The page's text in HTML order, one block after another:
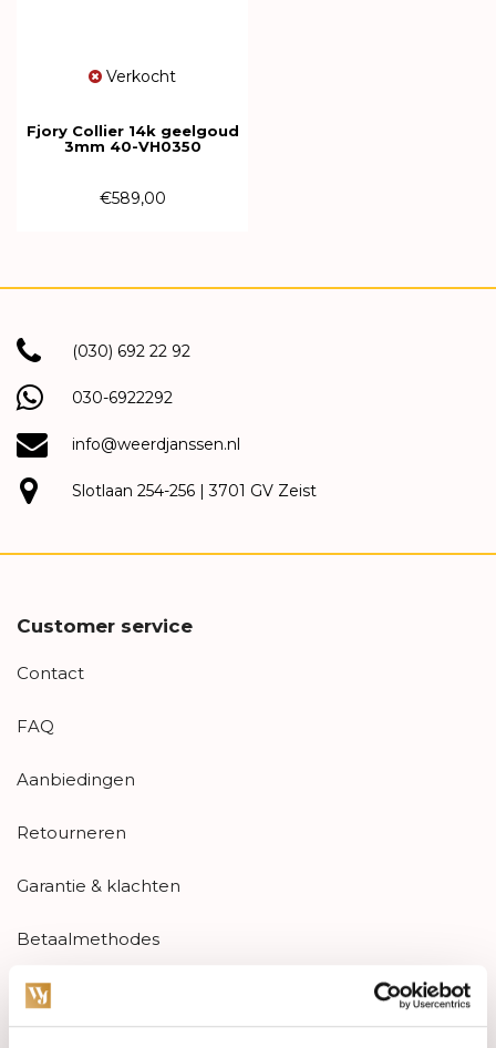
Verkocht
Fjory Collier 14k geelgoud
3mm 40-VH0350
€589,00
(030) 692 22 92
030-6922292
info@weerdjanssen.nl
Slotlaan 254-256 | 3701 GV Zeist
Customer service
Contact
FAQ
Aanbiedingen
Retourneren
Garantie & klachten
Betaalmethodes
Sitemap